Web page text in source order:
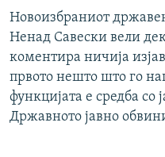
Новоизбраниот
Ненад Савески вели
коментира ничија
првото нешто што го
функцијата е средба со
Државното јавно